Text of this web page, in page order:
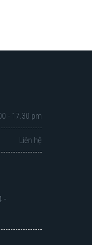
- 17.30 pm
Liên hệ
-